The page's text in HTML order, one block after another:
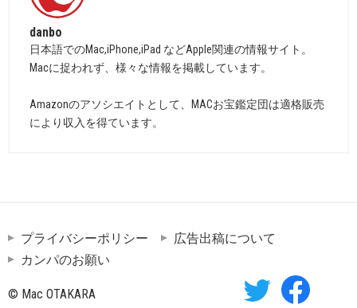
danbo
日本語でのMac,iPhone,iPad などApple関連の情報サイト。
Macに捉われず、様々な情報を掲載しています。
Amazonのアソシエイトとして、MACお宝鑑定団は適格販売
により収入を得ています。
プライバシーポリシー
広告出稿について
カンパのお願い
© Mac OTAKARA